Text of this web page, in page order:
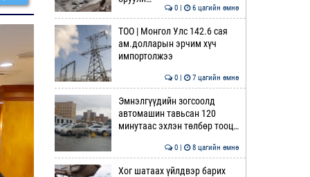
0 | 6 цагийн өмнө
ТОО | Монгол Улс 142.6 сая
ам.долларын эрчим хүч
импортолжээ
0 | 7 цагийн өмнө
Эмнэлгүүдийн зогсоолд
автомашин тавьсан 120
минутаас эхлэн төлбөр тооц…
0 | 8 цагийн өмнө
Хог шатаах үйлдвэр барих